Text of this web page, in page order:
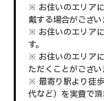
※ お住いのエリア
戴する場合がござい
※ お住いのエリア
す。
※ お住いのエリア
ただくことがござい
※ 最寄り駅より徒
代など）を実費で頂